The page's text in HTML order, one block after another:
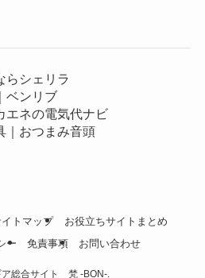
らシェリラ
ベンリブ
エネの電気代ナビ
｜おつまみ音頭
トマップ
お役立ちサイトまとめ
ー
免責事項 お問い合わせ
ア総合サイト 梵 -BON-.